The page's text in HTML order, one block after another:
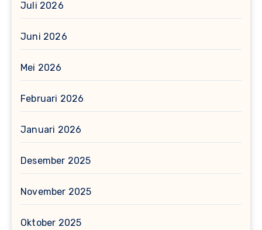
Juli 2026
Juni 2026
Mei 2026
Februari 2026
Januari 2026
Desember 2025
November 2025
Oktober 2025